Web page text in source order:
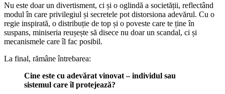
Nu este doar un divertisment, ci și o oglindă a societății, reflectând
modul în care privilegiul și secretele pot distorsiona adevărul. Cu o
regie inspirată, o distribuție de top și o poveste care te ține în
suspans, miniseria reușește să disece nu doar un scandal, ci și
mecanismele care îl fac posibil.
La final, rămâne întrebarea:
Cine este cu adevărat vinovat – individul sau
sistemul care îl protejează?